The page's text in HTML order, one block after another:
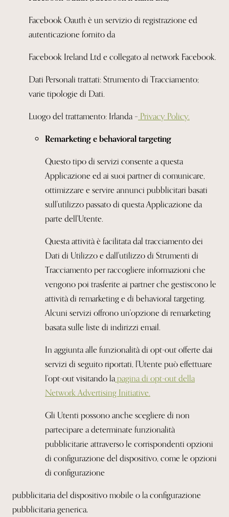
Facebook Oauth è un servizio di registrazione ed
autenticazione fornito da
Facebook Ireland Ltd e collegato al network Facebook.
Dati Personali trattati: Strumento di Tracciamento;
varie tipologie di Dati.
Luogo del trattamento: Irlanda –Privacy Policy.
Remarketing e behavioral targeting
Questo tipo di servizi consente a questa
Applicazione ed ai suoi partner di comunicare,
ottimizzare e servire annunci pubblicitari basati
sull'utilizzo passatodi questa Applicazione da
parte dell'Utente.
Questa attività è facilitata dal tracciamento dei
Dati di Utilizzo e dall'utilizzo di Strumenti di
Tracciamento per raccogliere informazioni che
vengono poi trasferite ai partner che gestiscono le
attività di remarketing e di behavioral targeting.
Alcuni servizi offrono un'opzione di remarketing
basata sulle liste di indirizziemail.
In aggiunta alle funzionalità di opt-out offerte dai
servizi di seguito riportati, l'Utente può effettuare
l’opt-out visitando lapagina di opt-out della
NetworkAdvertising Initiative.
Gli Utenti possono anche scegliere di non
partecipare a determinate funzionalità
pubblicitarie attraverso le corrispondenti opzioni
di configurazione del dispositivo, come le opzioni
di configurazione
pubblicitaria del dispositivo mobile o la configurazione
pubblicitariagenerica.